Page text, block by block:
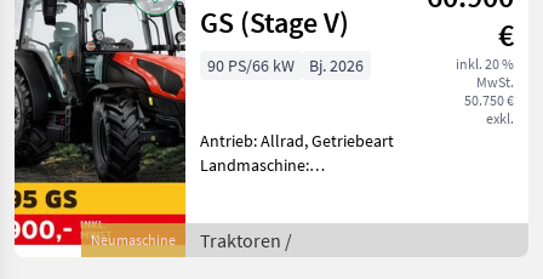
Turbola
Neumaschine
GS (Stage V)
€
inkl. 20 %
MwSt.
50.750 €
exkl.
90 PS/66 kW Bj. 2026
Antrieb: Allrad, Getriebeart
Landmaschine:
Zapfwellendrehzahl:
540/540E/1000,
Traktoren /